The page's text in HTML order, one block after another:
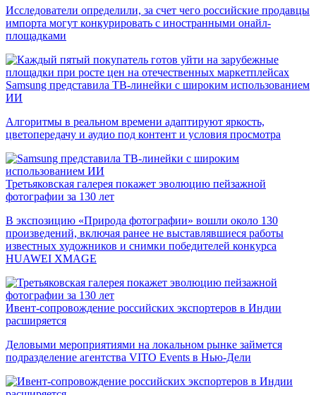
Исследователи определили, за счет чего российские продавцы
импорта могут конкурировать с иностранными онайл-
площадками
Samsung представила ТВ-линейки с широким использованием
ИИ
Алгоритмы в реальном времени адаптируют яркость,
цветопередачу и аудио под контент и условия просмотра
Третьяковская галерея покажет эволюцию пейзажной
фотографии за 130 лет
В экспозицию «Природа фотографии» вошли около 130
произведений, включая ранее не выставлявшиеся работы
известных художников и снимки победителей конкурса
HUAWEI XMAGE
Ивент-сопровождение российских экспортеров в Индии
расширяется
Деловыми мероприятиями на локальном рынке займется
подразделение агентства VITO Events в Нью-Дели